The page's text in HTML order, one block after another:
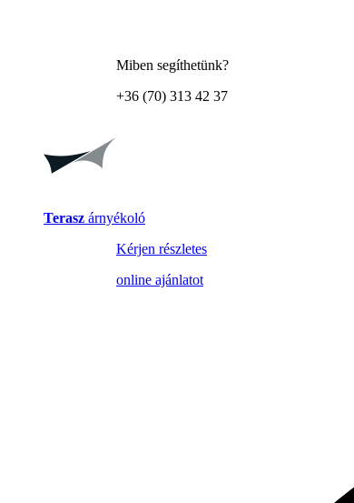
Miben segíthetünk?
+36 (70) 313 42 37
Terasz árnyékoló
Kérjen részletes
online ajánlatot